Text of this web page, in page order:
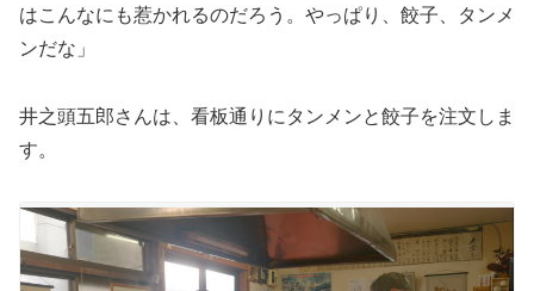
はこんなにも惹かれるのだろう。やっぱり、餃子、タンメ
ンだな」
井之頭五郎さんは、看板通りにタンメンと餃子を注文しま
す。